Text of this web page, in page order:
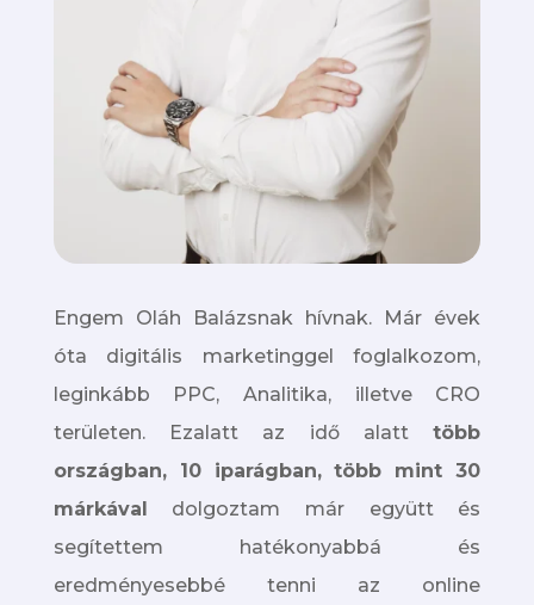
Engem Oláh Balázsnak hívnak. Már évek
óta digitális marketinggel foglalkozom,
leginkább PPC, Analitika, illetve CRO
területen. Ezalatt az idő alatttöbb
országban, 10 iparágban, több mint 30
márkával dolgoztam már együtt és
segítettem hatékonyabbá és
eredményesebbé tenni az online